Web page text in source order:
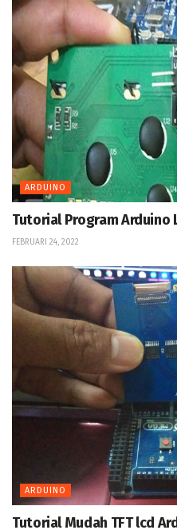
ARDUINO
Tutorial Program Arduino
FEBRUARI 24, 2022
ARDUINO
Tutorial Mudah TFT lcd